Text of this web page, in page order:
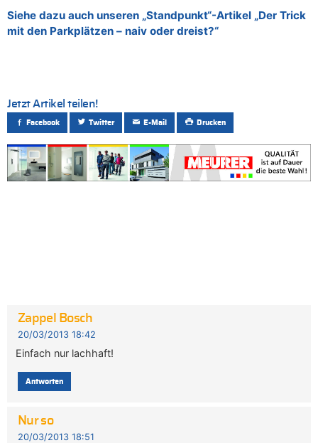
Siehe dazu auch unseren „Standpunkt“-Artikel „Der Trick
mit den Parkplätzen – naiv oder dreist?“
Jetzt Artikel teilen!
Facebook Twitter E-Mail Drucken
Zappel Bosch
20/03/2013 18:42
Einfach nur lachhaft!
Antworten
Nur so
20/03/2013 18:51